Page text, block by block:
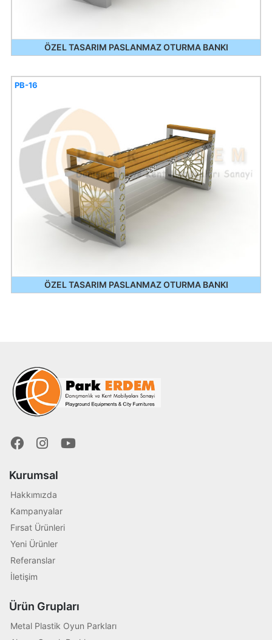
ÖZEL TASARIM PASLANMAZ OTURMA BANKI
ÖZEL TASARIM PASLANMAZ OTURMA BANKI
PB-16
Kurumsal
Hakkımızda
Kampanyalar
Fırsat Ürünleri
Yeni Ürünler
Referanslar
İletişim
Ürün Grupları
Metal Plastik Oyun Parkları